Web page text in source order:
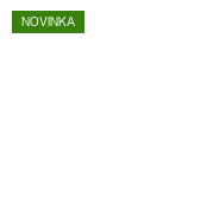
NOVINKA